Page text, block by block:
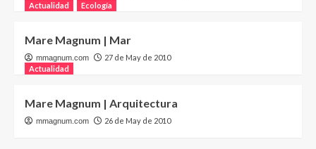
Actualidad Ecología
Mare Magnum | Mar
mmagnum.com
27 de May de 2010
Actualidad
Mare Magnum | Arquitectura
mmagnum.com 26 de May de 2010